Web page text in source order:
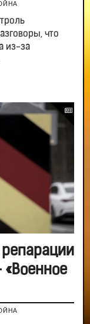
что
из-за